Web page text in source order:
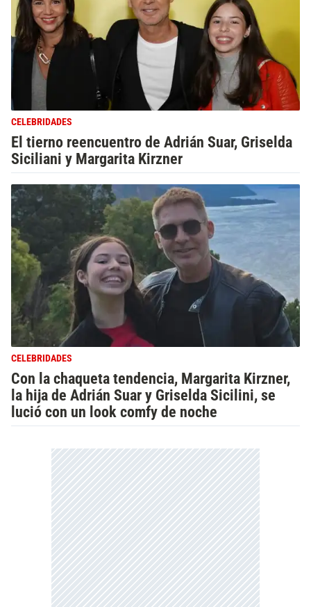
CELEBRIDADES
El tierno reencuentro de Adrián Suar, Griselda
Siciliani y Margarita Kirzner
CELEBRIDADES
Con la chaqueta tendencia, Margarita Kirzner,
la hija de Adrián Suar y Griselda Sicilini, se
lució con un look comfy de noche